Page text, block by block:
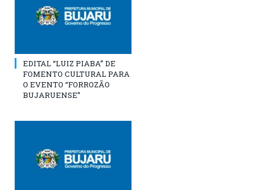
EDITAL “LUIZ PIABA” DE
FOMENTO CULTURAL PARA
O EVENTO “FORROZÃO
BUJARUENSE”